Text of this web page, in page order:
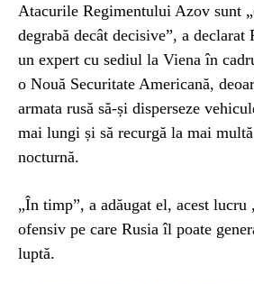
Atacurile Regimentului Azov sunt
degrabă decât decisive”, a declarat
un expert cu sediul la Viena în
o Nouă Securitate Americană,
armata rusă să-și disperseze
mai lungi și să recurgă la mai
nocturnă.
„În timp”, a adăugat el, acest lucru
ofensiv pe care Rusia îl poate
luptă.